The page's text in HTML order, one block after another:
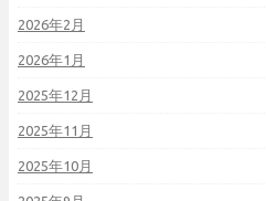
2026年2月
2026年1月
2025年12月
2025年11月
2025年10月